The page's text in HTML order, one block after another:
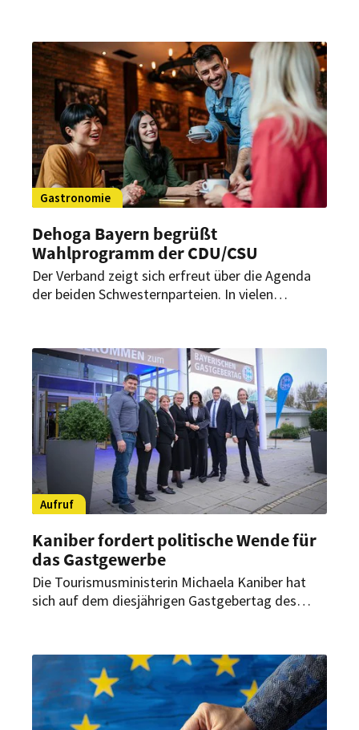
auch für Hotellerie und Gastronomie.
Gastronomie
Dehoga Bayern begrüßt
Wahlprogramm der CDU/CSU
Der Verband zeigt sich erfreut über die Agenda
der beiden Schwesternparteien. In vielen
Präsidentin des Bayerischen Hotel- und
Gaststättenverbandes.
Aufruf
Kaniber fordert politische Wende für
das Gastgewerbe
Die Tourismusministerin Michaela Kaniber hat
sich auf dem diesjährigen Gastgebertag des
anderem die Rückkehr zum niedrigeren
Mehrwertsteuersatz.